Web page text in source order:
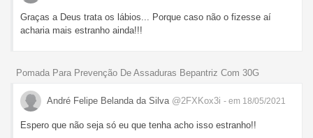
Graças a Deus trata os lábios... Porque caso não o fizesse aí
acharia mais estranho ainda!!!
Pomada Para Prevenção De Assaduras Bepantriz Com 30G
André Felipe Belanda da Silva @2FXKox3i - em 18/05/2021
Espero que não seja só eu que tenha acho isso estranho!!